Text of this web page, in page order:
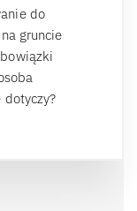
do
gruncie
dotyczy?